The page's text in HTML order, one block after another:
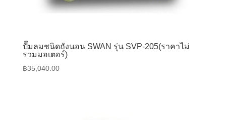
ปั๊มลมชนิดถังนอน SWAN รุ่น SVP-205(ราคาไม่
รวมมอเตอร์)
฿35,040.00